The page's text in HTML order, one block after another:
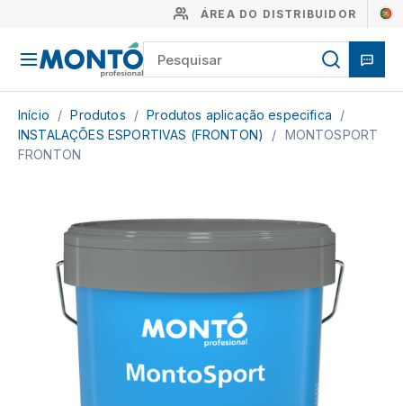
ÁREA DO DISTRIBUIDOR
Início / Produtos / Produtos aplicação especifica
/
INSTALAÇÕES ESPORTIVAS (FRONTON)
/ MONTOSPORT
FRONTON